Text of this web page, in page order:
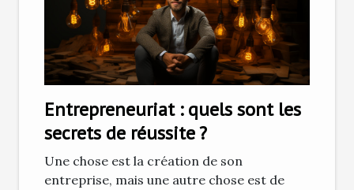
Entrepreneuriat : quels sont les
secrets de réussite ?
Une chose est la création de son
entreprise, mais une autre chose est de